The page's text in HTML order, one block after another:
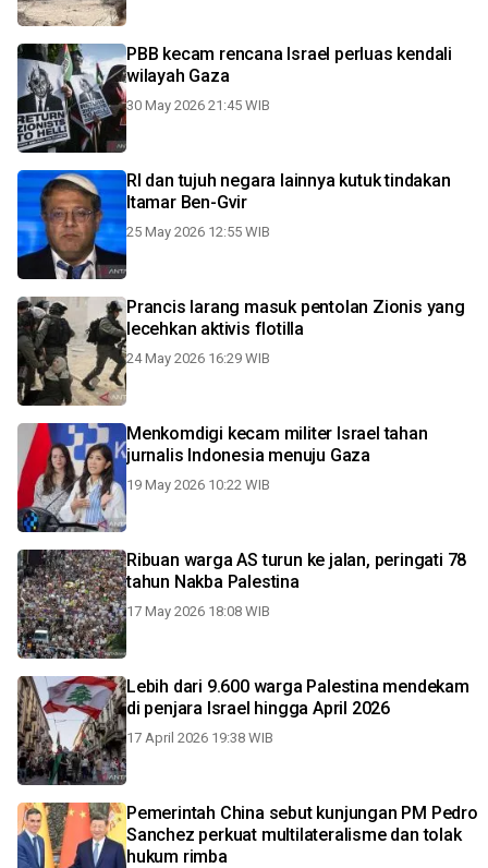
PBB kecam rencana Israel perluas kendali
wilayah Gaza
30 May 2026 21:45 WIB
RI dan tujuh negara lainnya kutuk tindakan
Itamar Ben-Gvir
25 May 2026 12:55 WIB
Prancis larang masuk pentolan Zionis yang
lecehkan aktivis flotilla
24 May 2026 16:29 WIB
Menkomdigi kecam militer Israel tahan
jurnalis Indonesia menuju Gaza
19 May 2026 10:22 WIB
Ribuan warga AS turun ke jalan, peringati 78
tahun Nakba Palestina
17 May 2026 18:08 WIB
Lebih dari 9.600 warga Palestina mendekam
di penjara Israel hingga April 2026
17 April 2026 19:38 WIB
Pemerintah China sebut kunjungan PM Pedro
Sanchez perkuat multilateralisme dan tolak
hukum rimba